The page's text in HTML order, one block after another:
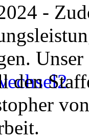
-
Unser
den